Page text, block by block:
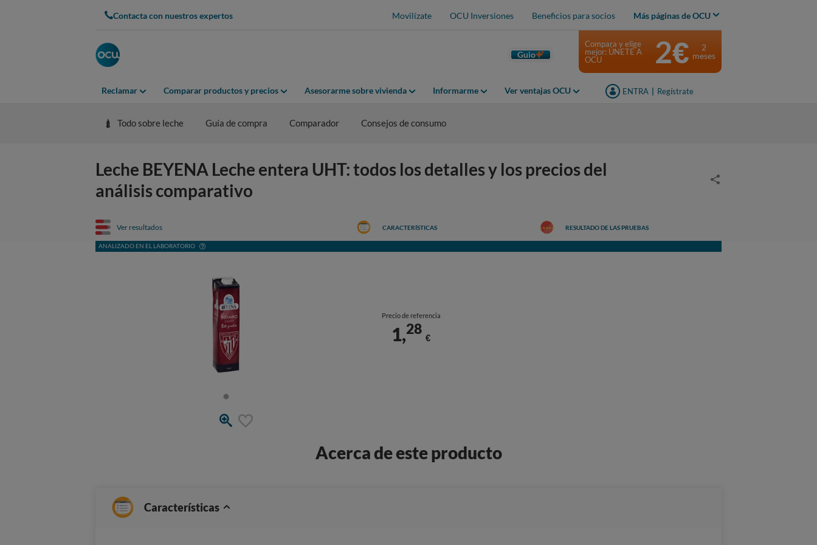
Contacta con nuestros expertos Movilízate OCU Inversiones Beneficios para socios Más páginas de OCU
Guio
Reclamar Comparar productos y precios Asesorarme sobre vivienda Informarme Ver ventajas OCU ENTRA Regístrate
Compara y elige
mejor: ÚNETE A
OCU
2€
2
meses
Todo sobre leche Guía de compra Comparador Consejos de consumo
Leche BEYENA Leche entera UHT: todos los detalles y los precios del
análisis comparativo
Ver resultados
ANALIZADO EN EL LABORATORIO
CARACTERÍSTICAS RESULTADO DE LAS PRUEBAS
Precio de referencia
1,28
€
Acerca de este producto
Características